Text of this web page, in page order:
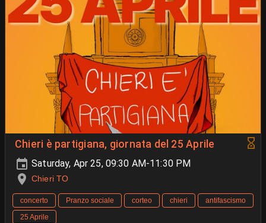
Chieri è partigiana, giornata del 25 Aprile
Saturday, Apr 25, 09:30 AM-11:30 PM
Chieri TO
concerto Pranzo sociale corteo chieri
antifascismo
25 Aprile